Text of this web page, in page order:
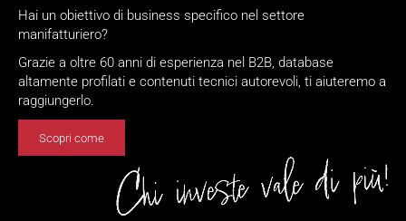
Hai un obiettivo di business specifico nel settore
manifatturiero?
Grazie a oltre 60 anni di esperienza nel B2B, database
altamente profilati e contenuti tecnici autorevoli, ti aiuteremo a
raggiungerlo.
Scopri come